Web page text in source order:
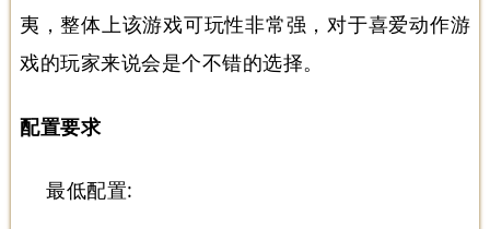
夷，整体上该游戏可玩性非常强，对于喜爱动作游
戏的玩家来说会是个不错的选择。
配置要求
最低配置: